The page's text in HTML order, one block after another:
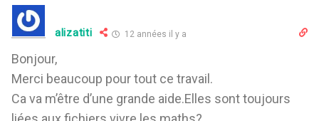
alizatiti 12 années il y a
Bonjour,
Merci beaucoup pour tout ce travail.
Ca va m’être d’une grande aide.Elles sont toujours